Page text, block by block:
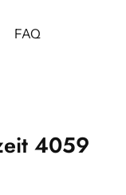
FAQ
4059